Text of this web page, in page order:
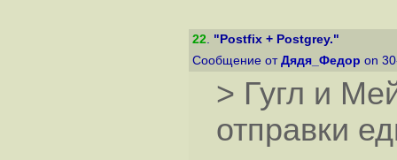
22. "Postfix + Postgrey."
Сообщение от Дядя_Федор on
> Гугл и
отправки